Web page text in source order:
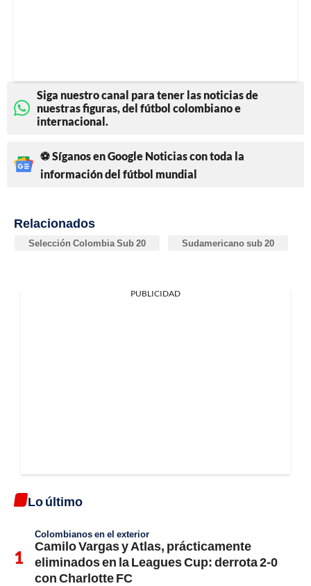
Siga nuestro canal para tener las noticias de
nuestras figuras, del fútbol colombiano e
internacional.
⚽ Síganos en Google Noticias con toda la
información del fútbol mundial
Relacionados
Selección Colombia Sub 20 Sudamericano sub 20
PUBLICIDAD
Lo último
Colombianos en el exterior
Camilo Vargas y Atlas, prácticamente
eliminados en la Leagues Cup: derrota 2-0
con Charlotte FC